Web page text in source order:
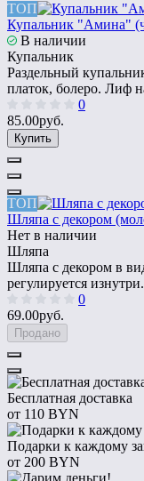
ТОП
Купальник "Амина"
В наличии
Купальник
Раздельный
платок, болеро. Лиф
0
85.00руб.
Купить
ТОП
Шляпа с декором
Нет в наличии
Шляпа
Шляпа с декором в
регулируется
0
69.00руб.
Продано
Бесплатная доставка
от 110 BYN
Подарки к каждому
от 200 BYN